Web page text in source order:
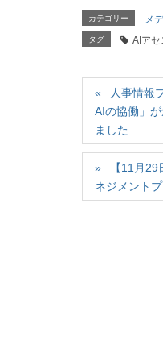
共
有
(
新
ド
ウ
開
き
ま
ク
リ
ッ
だ
さ
い
し
い
ウ
ィ
ド
ウ
カテゴリー メ
タグ AIアセ
人事情報
AIの協働」
ました
【11月
ネジメント